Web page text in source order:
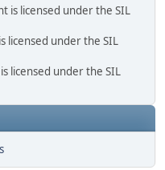
is licensed under the SIL
licensed under the SIL
licensed under the SIL